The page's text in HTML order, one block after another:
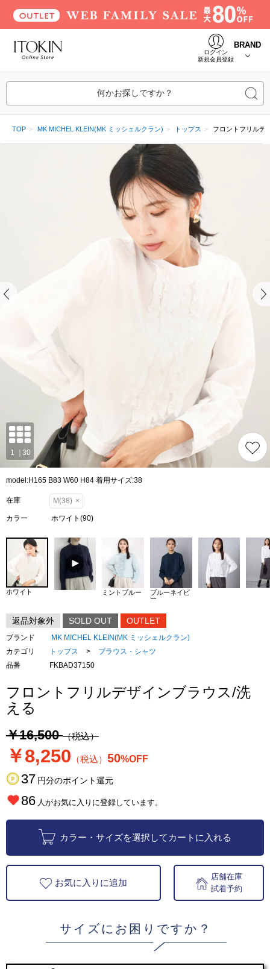
ログイン
新規会員登録
BRAND
何かお探しですか？
TOP MK MICHEL KLEIN(MK ミッシェルクラン) トップス フロントフリルデ
model:H165 B83 W60 H84 着用サイズ:38
在庫 M(38) ×
カラー ホワイト(90)
ホワイト ミントブルー
ブルーネイビ
ー
返品対象外 SOLD OUT OUTLET
ブランド
MK MICHEL KLEIN(MK ミッシェルクラン)
カテゴリ
トップス >
ブラウス・シャツ
品番
FKBAD37150
フロントフリルデザインブラウス/洗
える
￥16,500（税込）
￥8,250 （税込） 50%OFF
37 円分のポイント還元
86 人がお気に入りに登録しています。
カラー・サイズを選択してカートに入れる
お気に入りに追加
店舗在庫
試着予約
サイズにお困りですか？